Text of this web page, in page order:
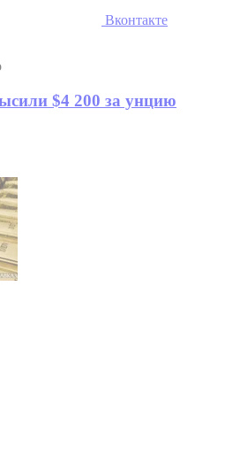
Вконтакте
$4 200 за унцию